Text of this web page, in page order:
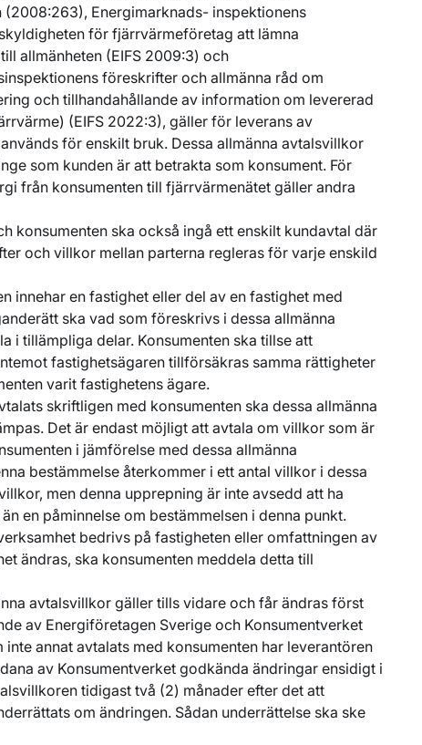
Energimarknads- inspektionens
för fjärrvärmeföretag att lämna
allmänheten (EIFS 2009:3) och
föreskrifter och allmänna råd om
och tillhandahållande av information om levererad
(EIFS 2022:3), gäller för leverans av
för enskilt bruk. Dessa allmänna avtalsvillkor
som kunden är att betrakta som konsument. För
från konsumenten till fjärrvärmenätet gäller andra
konsumenten ska också ingå ett enskilt kundavtal där
och villkor mellan parterna regleras för varje enskild
innehar en fastighet eller del av en fastighet med
ska vad som föreskrivs i dessa allmänna
i tillämpliga delar. Konsumenten ska tillse att
fastighetsägaren tillförsäkras samma rättigheter
varit fastighetens ägare.
skriftligen med konsumenten ska dessa allmänna
Det är endast möjligt att avtala om villkor som är
i jämförelse med dessa allmänna
bestämmelse återkommer i ett antal villkor i dessa
men denna upprepning är inte avsedd att ha
en påminnelse om bestämmelsen i denna punkt.
bedrivs på fastigheten eller omfattningen av
ändras, ska konsumenten meddela detta till
avtalsvillkor gäller tills vidare och får ändras först
av Energiföretagen Sverige och Konsumentverket
inte annat avtalats med konsumenten har leverantören
av Konsumentverket godkända ändringar ensidigt i
tidigast två (2) månader efter det att
om ändringen. Sådan underrättelse ska ske